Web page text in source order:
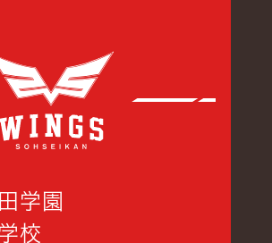
学園
校